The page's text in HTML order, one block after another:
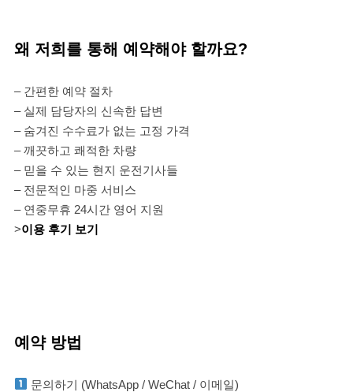
왜 저희를 통해 예약해야 할까요?
– 간편한 예약 절차
– 실제 담당자의 신속한 답변
– 숨겨진 수수료가 없는 고정 가격
– 깨끗하고 쾌적한 차량
– 믿을 수 있는 현지 운전기사들
– 전문적인 마중 서비스
– 연중무휴 24시간 영어 지원
>이용 후기 보기
예약 방법
문의하기 (WhatsApp / WeChat / 이메일)